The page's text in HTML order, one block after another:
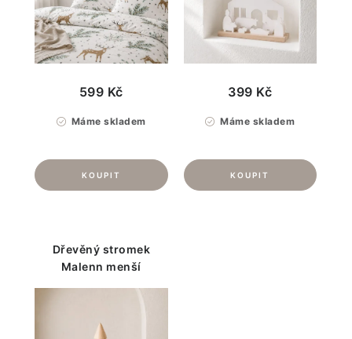
Máme skladem
599 Kč
Máme skladem
399 Kč
Dřevěný stromek
Malenn menší